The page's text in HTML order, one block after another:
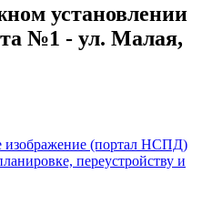
установлении
№1 - ул. Малая,
изображение (портал НСПД)
переустройству и